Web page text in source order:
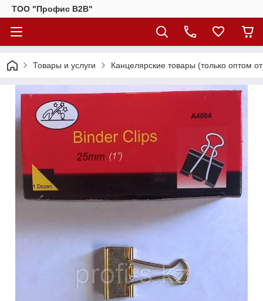
ТОО "Профис В2В"
Товары и услуги Канцелярские товары (только оптом